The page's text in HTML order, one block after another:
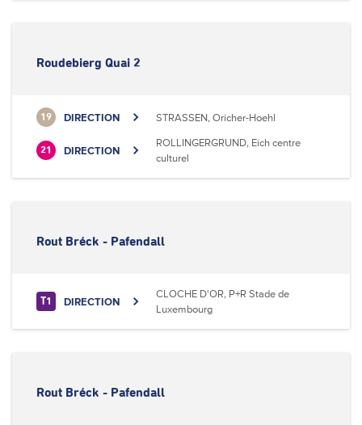
Roudebierg Quai 2
19 DIRECTION STRASSEN, Oricher-Hoehl
21 DIRECTION
ROLLINGERGRUND, Eich centre
culturel
Rout Bréck - Pafendall
T1 DIRECTION
CLOCHE D'OR, P+R Stade de
Luxembourg
Rout Bréck - Pafendall